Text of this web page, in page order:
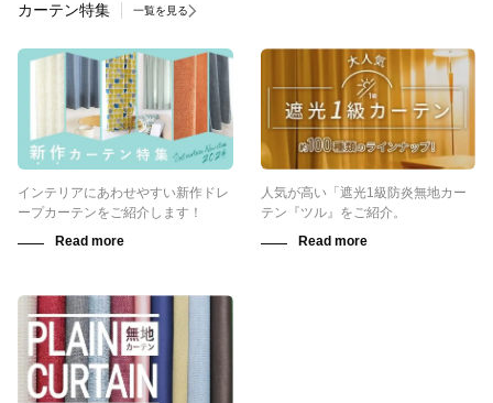
カーテン特集 一覧を見る
インテリアにあわせやすい新作ドレ
ープカーテンをご紹介します！
人気が高い「遮光1級防炎無地カー
テン『ツル』をご紹介。